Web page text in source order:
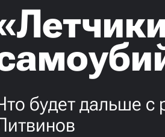
будет дальше